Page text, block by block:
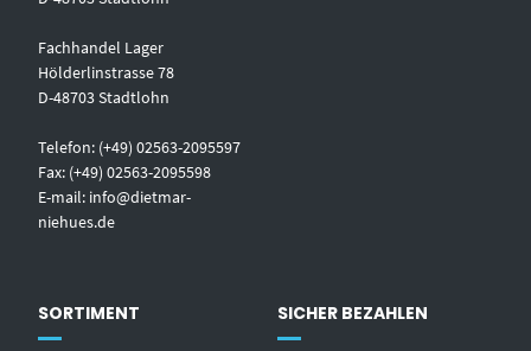
Fachhandel Lager
Hölderlinstrasse 78
D-48703 Stadtlohn
Telefon: (+49) 02563-2095597
Fax: (+49) 02563-2095598
E-mail: info@dietmar-
niehues.de
SORTIMENT SICHER BEZAHLEN